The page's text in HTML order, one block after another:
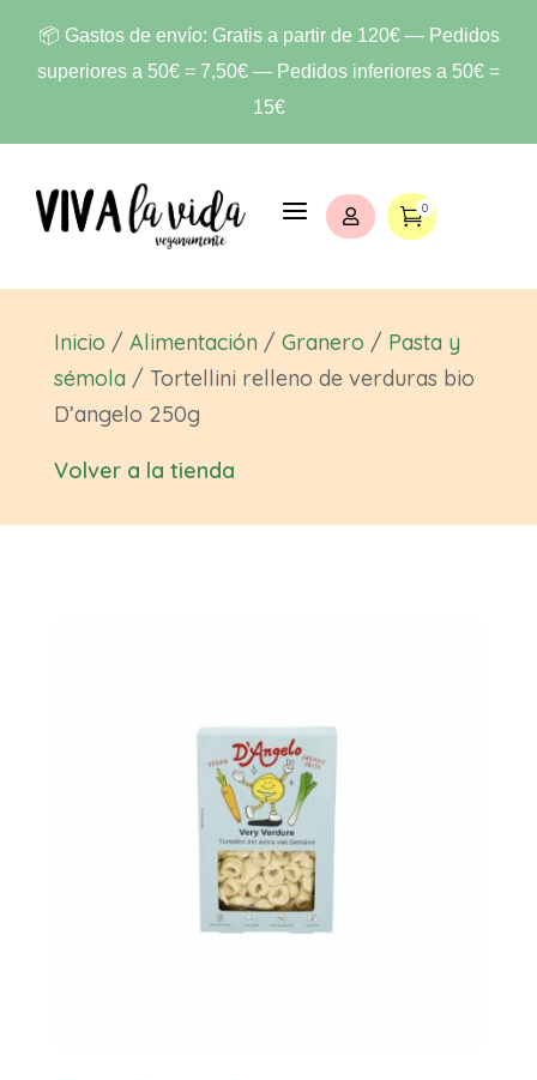
📦 Gastos de envío: Gratis a partir de 120€ — Pedidos
superiores a 50€ = 7,50€ — Pedidos inferiores a 50€ =
15€
a  0
Inicio / Alimentación/ Granero / Pasta y
sémola/ Tortellini relleno de verduras bio
D’angelo 250g
Volver a la tienda